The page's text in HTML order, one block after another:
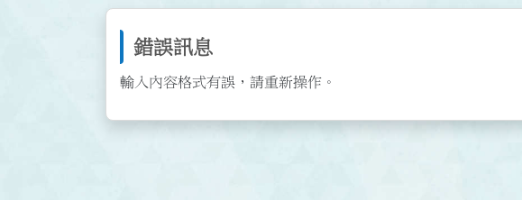
錯誤訊息
輸入內容格式有誤，請重新操作。